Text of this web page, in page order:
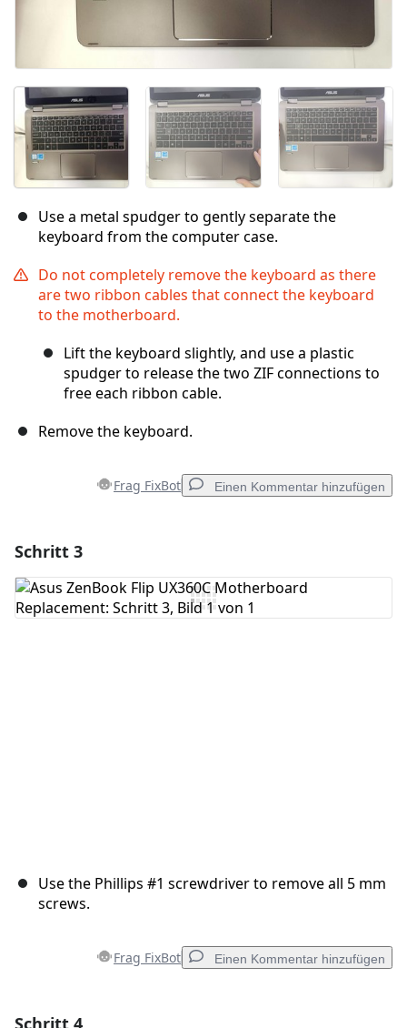
Use a metal spudger to gently separate the
keyboard from the computer case.
Do not completely remove the keyboard as there
are two ribbon cables that connect the keyboard
to the motherboard.
Lift the keyboard slightly, and use a plastic
spudger to release the two ZIF connections to
free each ribbon cable.
Remove the keyboard.
Frag FixBot Einen Kommentar hinzufügen
Kommentar hinzufügen
Schritt 3
Use the Phillips #1 screwdriver to remove all 5 mm
screws.
Frag FixBot Einen Kommentar hinzufügen
Schritt 4